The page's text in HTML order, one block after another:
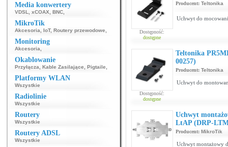
Media konwertery
VDSL xCOAX BNC
MikroTik
Akcesoria IoT, Routery przewodowe
Monitoring
Akcesoria
Okablowanie
Przyłącza Kable Zasilające Pigtaile
Platformy WLAN
Wszystkie
Radiolinie
Wszystkie
Routery
Wszystkie
Routery ADSL
Wszystkie
Dostępność:
dostępne
Producent: Teltonika
Uchwyt do
Dostępność:
dostępne
Teltonika
00257)
Producent: Teltonika
Uchwyt do
Uchwyt
LtAP (DRP-
Producent: MikroTik
Uchwyt montażowy